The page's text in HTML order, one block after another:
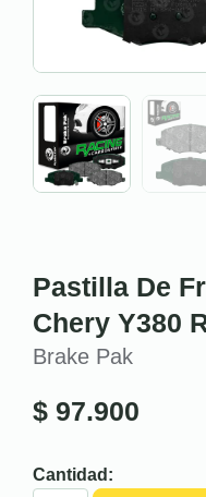
Pastilla De
Chery Y380
Brake Pak
$ 97.900
Cantidad: